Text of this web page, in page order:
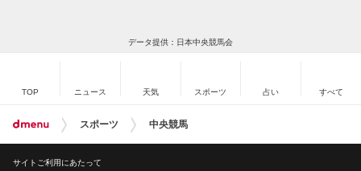
データ提供：日本中央競馬会
TOP ニュース 天気 スポーツ 占い すべて
スポーツ 中央競馬
サイトご利用にあたって